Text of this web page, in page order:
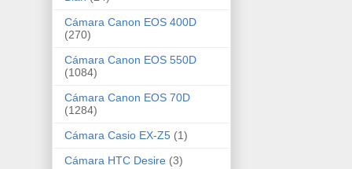
Cámara Canon EOS 400D
(270)
Cámara Canon EOS 550D
(1084)
Cámara Canon EOS 70D
(1284)
Cámara Casio EX-Z5 (1)
Cámara HTC Desire (3)